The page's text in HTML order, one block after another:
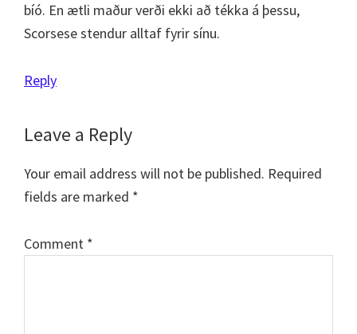
bíó. En ætli maður verði ekki að tékka á þessu,
Scorsese stendur alltaf fyrir sínu.
Reply
Leave a Reply
Your email address will not be published. Required
fields are marked *
Comment *